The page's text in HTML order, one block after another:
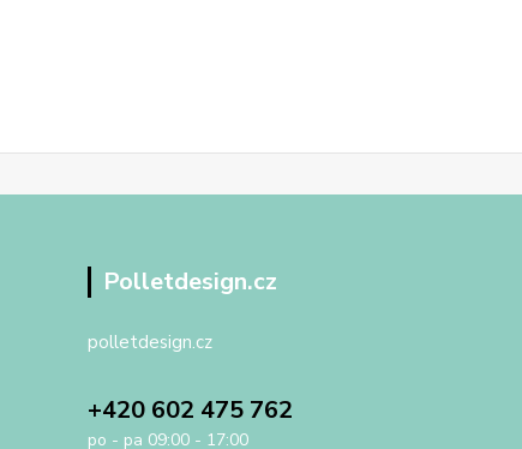
Polletdesign.cz
polletdesign.cz
+420 602 475 762
po - pa 09:00 - 17:00